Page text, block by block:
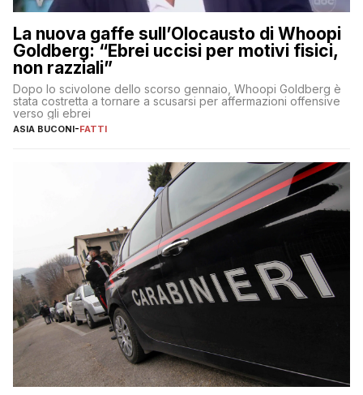
La nuova gaffe sull’Olocausto di Whoopi
Goldberg: “Ebrei uccisi per motivi fisici,
non razziali”
Dopo lo scivolone dello scorso gennaio, Whoopi Goldberg è
stata costretta a tornare a scusarsi per affermazioni offensive
verso gli ebrei
ASIA BUCONI-FATTI